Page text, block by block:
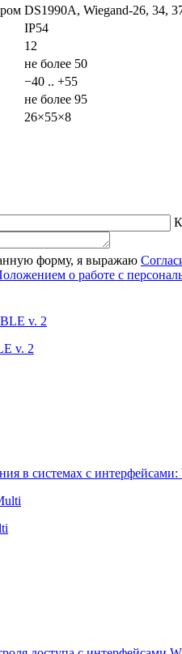
DS1990A, Wiegand-26, 34,
IP54
12
не более 50
−40 .. +55
не более 95
26×55×8
форму, я выражаю
о работе с
v. 2
в системах с